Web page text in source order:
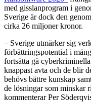
med gisslanprogram i
Sverige är dock den
cirka 26 miljoner kronor.
– Sverige utmärker sig
förbättringspotential i
fortsätta gå
knappast avta och de blir
behövs bättre kunskap
de lösningar som minskar
kommenterar Per